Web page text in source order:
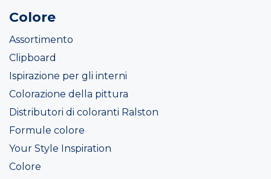
Colore
Assortimento
Clipboard
Ispirazione per gli interni
Colorazione della pittura
Distributori di coloranti Ralston
Formule colore
Your Style Inspiration
Colore